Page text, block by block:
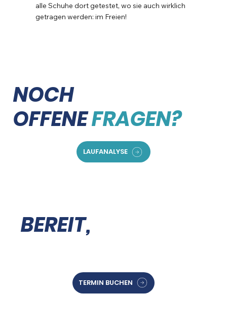
alle Schuhe dort getestet, wo sie auch wirklich
getragen werden: im Freien!
NOCH
OFFENEFRAGEN?
LAUFANALYSE
BEREIT,
TERMIN BUCHEN